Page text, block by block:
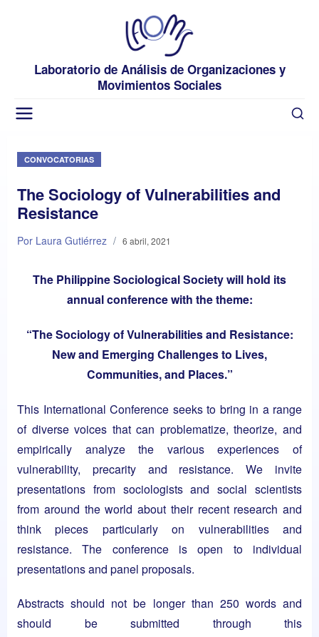
Laboratorio de Análisis de Organizaciones y
Movimientos Sociales
CONVOCATORIAS
The Sociology of Vulnerabilities and
Resistance
Por Laura Gutiérrez / 6 abril, 2021
The Philippine Sociological Society will hold its
annual conference with the theme:
“The Sociology of Vulnerabilities and Resistance:
New and Emerging Challenges to Lives,
Communities, and Places.”
This International Conference seeks to bring in a range
of diverse voices that can problematize, theorize, and
empirically analyze the various experiences of
vulnerability, precarity and resistance. We invite
presentations from sociologists and social scientists
from around the world about their recent research and
think pieces particularly on vulnerabilities and
resistance. The conference is open to individual
presentations and panel proposals.
Abstracts should not be longer than 250 words and
should be submitted through this